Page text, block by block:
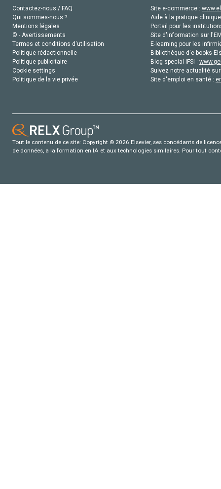
Contactez-nous / FAQ
Qui sommes-nous ?
Mentions légales
© - Avertissements
Termes et conditions d'utilisation
Politique rédactionnelle
Politique publicitaire
Cookie settings
Politique de la vie privée
Site e-commerce :
Aide à la pratique
Portail pour les
Site d'information sur
E-learning pour les
Bibliothèque d'e-books
Blog special IFSI :
Suivez notre actualité
Site d'emploi en santé :
Tout le contenu de ce site: Copyright © 2026 Elsevier, ses concédants de
de données, a la formation en IA et aux technologies similaires. Pour tout